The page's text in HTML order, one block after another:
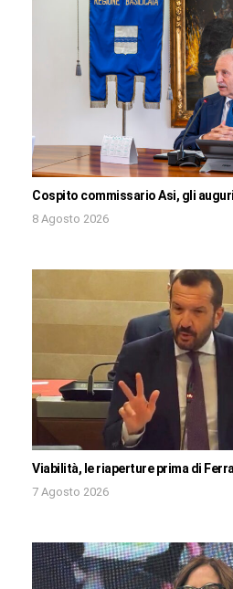
Cospito commissario Asi, gli
8 Agosto 2026
Viabilità, le riaperture prima di
7 Agosto 2026